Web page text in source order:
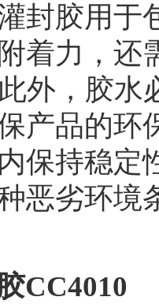
封胶用于
着力，还
外，胶水
产品的环
保持稳定
恶劣环境
CC4010